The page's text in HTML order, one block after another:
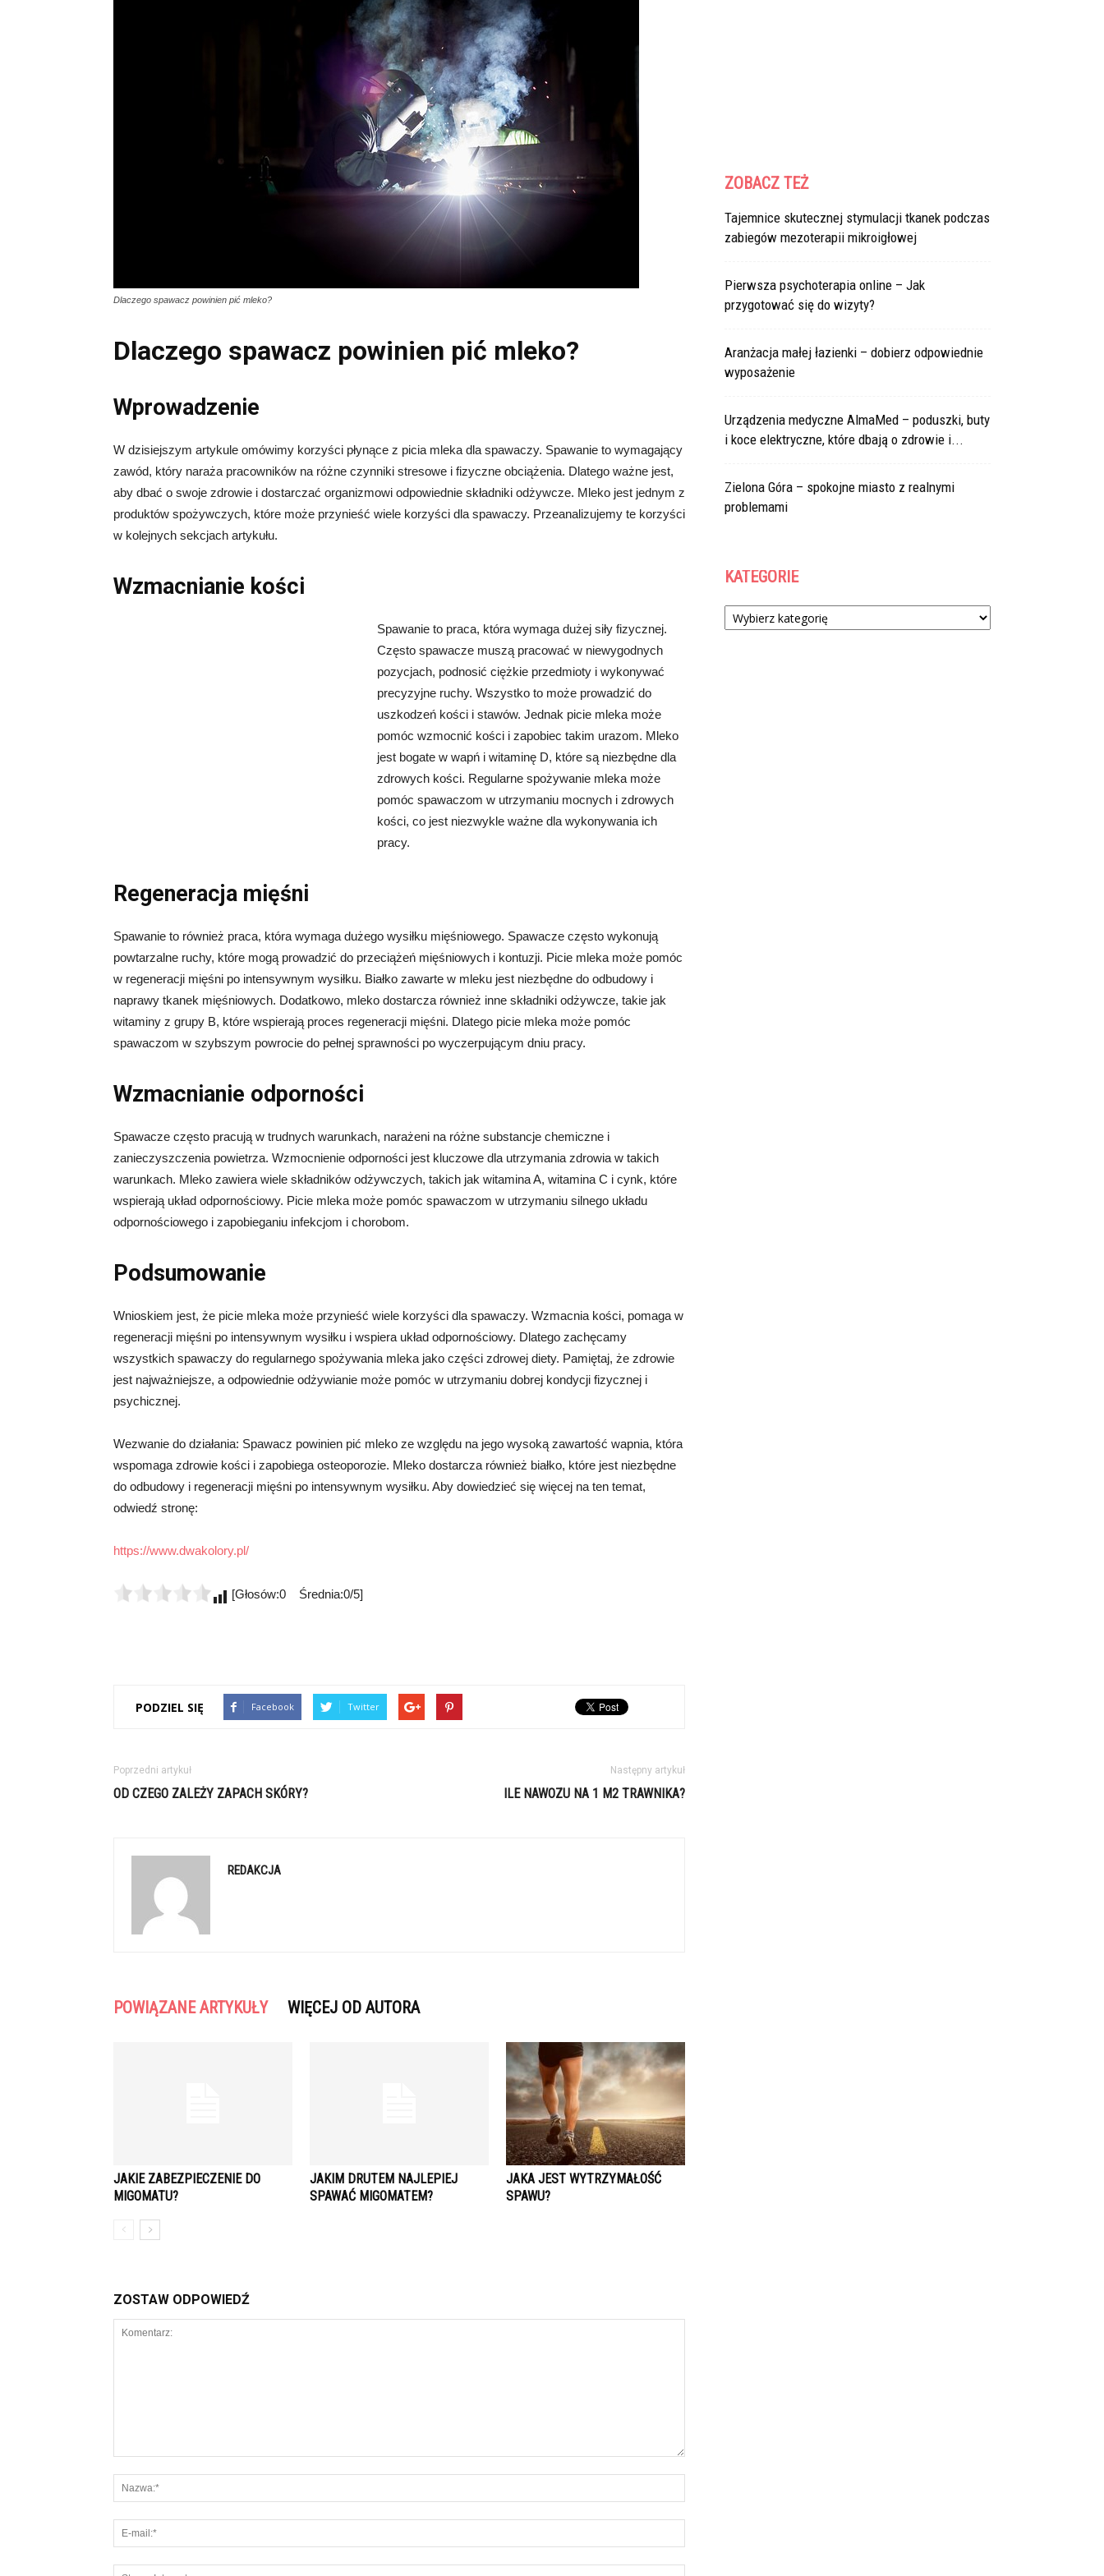
Dlaczego spawacz powinien pić mleko?
Dlaczego spawacz powinien pić mleko?
Wprowadzenie
W dzisiejszym artykule omówimy korzyści płynące z picia mleka dla spawaczy. Spawanie to wymagający
zawód, który naraża pracowników na różne czynniki stresowe i fizyczne obciążenia. Dlatego ważne jest,
aby dbać o swoje zdrowie i dostarczać organizmowi odpowiednie składniki odżywcze. Mleko jest jednym z
produktów spożywczych, które może przynieść wiele korzyści dla spawaczy. Przeanalizujemy te korzyści
w kolejnych sekcjach artykułu.
Wzmacnianie kości
Spawanie to praca, która wymaga dużej siły fizycznej.
Często spawacze muszą pracować w niewygodnych
pozycjach, podnosić ciężkie przedmioty i wykonywać
precyzyjne ruchy. Wszystko to może prowadzić do
uszkodzeń kości i stawów. Jednak picie mleka może
pomóc wzmocnić kości i zapobiec takim urazom. Mleko
jest bogate w wapń i witaminę D, które są niezbędne dla
zdrowych kości. Regularne spożywanie mleka może
pomóc spawaczom w utrzymaniu mocnych i zdrowych
kości, co jest niezwykle ważne dla wykonywania ich
pracy.
Regeneracja mięśni
Spawanie to również praca, która wymaga dużego wysiłku mięśniowego. Spawacze często wykonują
powtarzalne ruchy, które mogą prowadzić do przeciążeń mięśniowych i kontuzji. Picie mleka może pomóc
w regeneracji mięśni po intensywnym wysiłku. Białko zawarte w mleku jest niezbędne do odbudowy i
naprawy tkanek mięśniowych. Dodatkowo, mleko dostarcza również inne składniki odżywcze, takie jak
witaminy z grupy B, które wspierają proces regeneracji mięśni. Dlatego picie mleka może pomóc
spawaczom w szybszym powrocie do pełnej sprawności po wyczerpującym dniu pracy.
Wzmacnianie odporności
Spawacze często pracują w trudnych warunkach, narażeni na różne substancje chemiczne i
zanieczyszczenia powietrza. Wzmocnienie odporności jest kluczowe dla utrzymania zdrowia w takich
warunkach. Mleko zawiera wiele składników odżywczych, takich jak witamina A, witamina C i cynk, które
wspierają układ odpornościowy. Picie mleka może pomóc spawaczom w utrzymaniu silnego układu
odpornościowego i zapobieganiu infekcjom i chorobom.
Podsumowanie
Wnioskiem jest, że picie mleka może przynieść wiele korzyści dla spawaczy. Wzmacnia kości, pomaga w
regeneracji mięśni po intensywnym wysiłku i wspiera układ odpornościowy. Dlatego zachęcamy
wszystkich spawaczy do regularnego spożywania mleka jako części zdrowej diety. Pamiętaj, że zdrowie
jest najważniejsze, a odpowiednie odżywianie może pomóc w utrzymaniu dobrej kondycji fizycznej i
psychicznej.
Wezwanie do działania: Spawacz powinien pić mleko ze względu na jego wysoką zawartość wapnia, która
wspomaga zdrowie kości i zapobiega osteoporozie. Mleko dostarcza również białko, które jest niezbędne
do odbudowy i regeneracji mięśni po intensywnym wysiłku. Aby dowiedzieć się więcej na ten temat,
odwiedź stronę:
https://www.dwakolory.pl/
[Głosów:0 Średnia:0/5]
PODZIEL SIĘ Facebook Twitter
Poprzedni artykuł
OD CZEGO ZALEŻY ZAPACH SKÓRY?
Następny artykuł
ILE NAWOZU NA 1 M2 TRAWNIKA?
REDAKCJA
POWIĄZANE ARTYKUŁY WIĘCEJ OD AUTORA
JAKIE ZABEZPIECZENIE DO
MIGOMATU?
JAKIM DRUTEM NAJLEPIEJ
SPAWAĆ MIGOMATEM?
JAKA JEST WYTRZYMAŁOŚĆ
SPAWU?
ZOSTAW ODPOWIEDŹ
ZOBACZ TEŻ
Tajemnice skutecznej stymulacji tkanek podczas
zabiegów mezoterapii mikroigłowej
Pierwsza psychoterapia online – Jak
przygotować się do wizyty?
Aranżacja małej łazienki – dobierz odpowiednie
wyposażenie
Urządzenia medyczne AlmaMed – poduszki, buty
i koce elektryczne, które dbają o zdrowie i...
Zielona Góra – spokojne miasto z realnymi
problemami
KATEGORIE
Kategorie